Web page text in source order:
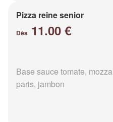
Pizza reine senior
Dès 11.00 €
Base sauce tomate,
paris, jambon